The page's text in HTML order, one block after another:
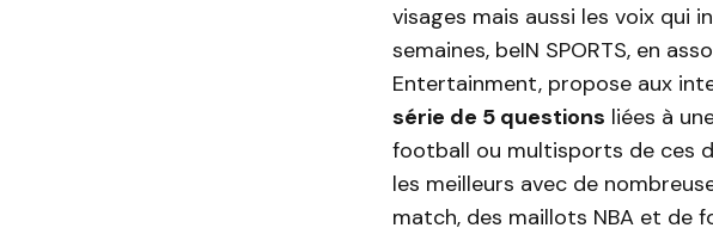
visages mais aussi les voix qui
semaines, beIN SPORTS, en
Entertainment, propose aux
série de 5 questions liées à
football ou multisports de ces
les meilleurs avec de
match, des maillots NBA et de